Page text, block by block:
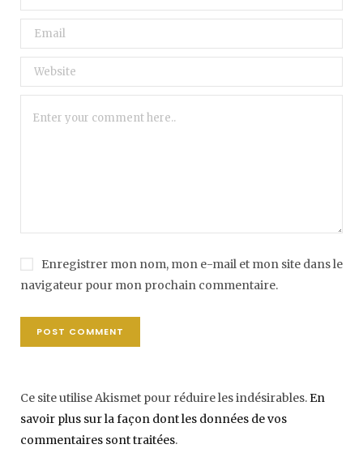
Enregistrer mon nom, mon e-mail et mon site dans le
navigateur pour mon prochain commentaire.
Ce site utilise Akismet pour réduire les indésirables.En
savoir plus sur la façon dont les données de vos
commentaires sont traitées.